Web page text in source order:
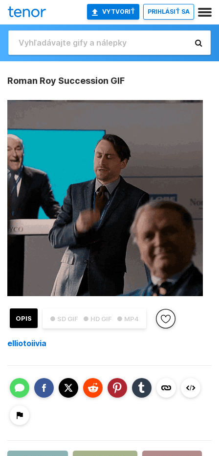
VYTVORIŤ PRIHLÁSIŤ SA
Roman Roy Succession GIF
● SD GIF ● HD GIF ● MP4
OPIS
elliotoiivia